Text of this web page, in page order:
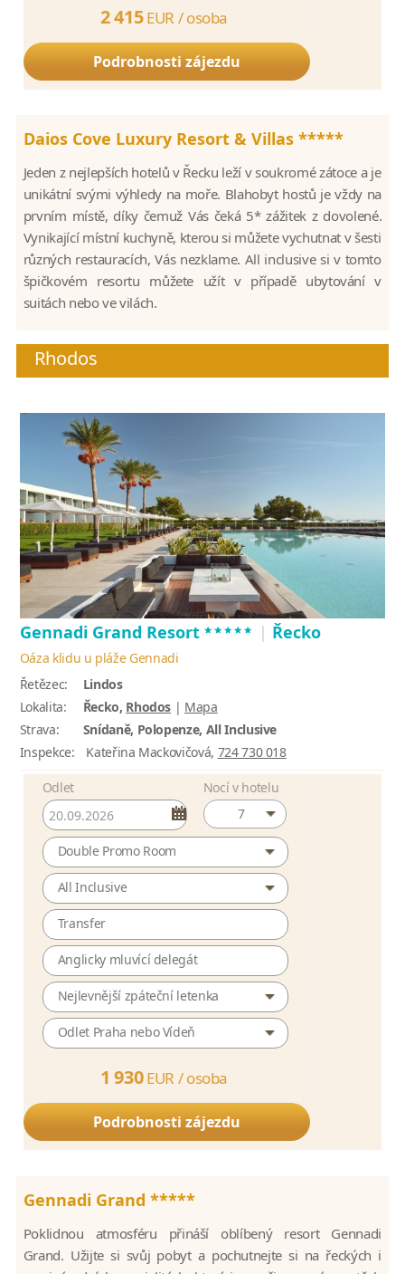
2 415 EUR /osoba
Podrobnosti zájezdu
Daios Cove Luxury Resort & Villas *****
Jeden z nejlepších hotelů v Řecku leží v soukromé zátoce a je
unikátní svými výhledy na moře. Blahobyt hostů je vždy na
prvním místě, díky čemuž Vás čeká 5* zážitek z dovolené.
Vynikající místní kuchyně, kterou si můžete vychutnat v šesti
různých restauracích, Vás nezklame. All inclusive si v tomto
špičkovém resortu můžete užít v případě ubytování v
suitách nebo ve vilách.
Rhodos
Gennadi Grand Resort ***** | Řecko
Oáza klidu u pláže Gennadi
Řetězec:
Lindos
Lokalita:
Řecko, Rhodos | Mapa
Strava:
Snídaně, Polopenze, All Inclusive
Inspekce:
Kateřina Mackovičová, 724 730 018
Odlet
Nocí v hotelu
7
Double Promo Room
All Inclusive
Transfer
Anglicky mluvící delegát
Nejlevnější zpáteční letenka
Odlet Praha nebo Vídeň
1 930 EUR /osoba
Podrobnosti zájezdu
Gennadi Grand *****
Poklidnou atmosféru přináší oblíbený resort Gennadi
Grand. Užijte si svůj pobyt a pochutnejte si na řeckých i